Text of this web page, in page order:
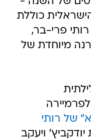
כוללת
פרי-בר,
מיוחדת של
של רותי
ויעקב